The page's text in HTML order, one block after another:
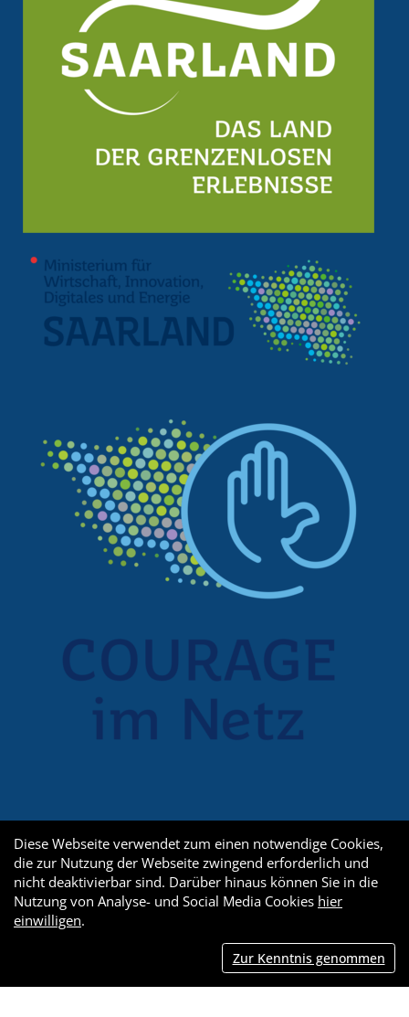
Diese Webseite verwendet zum einen notwendige Cookies,
die zur Nutzung der Webseite zwingend erforderlich und
nicht deaktivierbar sind. Darüber hinaus können Sie in die
Nutzung von Analyse- und Social Media Cookies hier
einwilligen.
Zur Kenntnis genommen